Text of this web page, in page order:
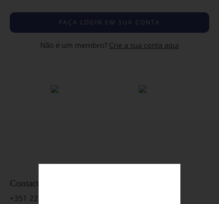
FAÇA LOGIN EM SUA CONTA
Não é um membro? Crie a sua conta aqui
Contactos
+351 227 630 550